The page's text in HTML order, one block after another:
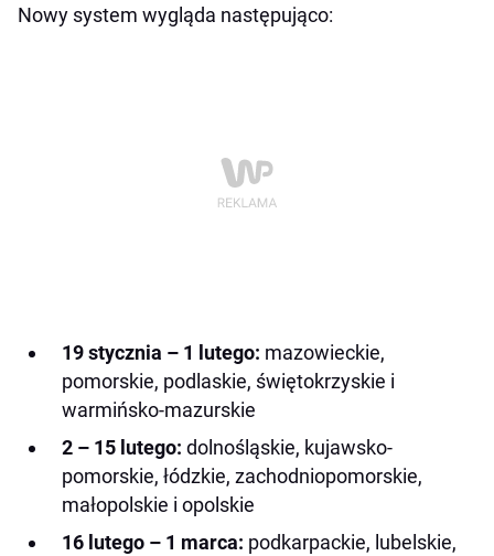
Nowy system wygląda następująco:
19 stycznia – 1 lutego: mazowieckie,
pomorskie, podlaskie, świętokrzyskie i
warmińsko-mazurskie
2 – 15 lutego: dolnośląskie, kujawsko-
pomorskie, łódzkie, zachodniopomorskie,
małopolskie i opolskie
16 lutego – 1 marca: podkarpackie, lubelskie,